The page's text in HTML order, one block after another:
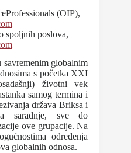
(OIP),
spoljnih poslova,
globalnim
s početka XXI
životni vek
samog termina i
država Briksa i
saradnje, sve do
ove grupacije. Na
određenja
globalnih odnosa.